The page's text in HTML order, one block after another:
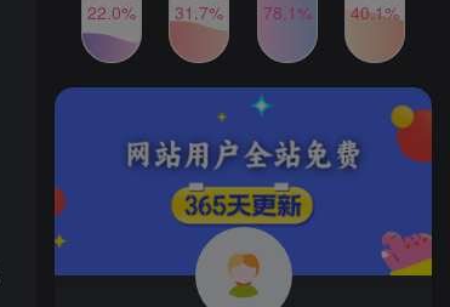
发行人计划蛋仔派对全新玩
法，一天3000＋，蓝海暴力
变现2年前 1W+人已阅读
TOP4
2024年最新玩法转转无货源
电商，新手小白 简单操作，
长期稳定 日收入500＋
2年前
公众号S粉新玩法，简单操
作、多重变现，每日收益1k
2年前
TOP6
22.0% 31.7% 78.1% 40.1%